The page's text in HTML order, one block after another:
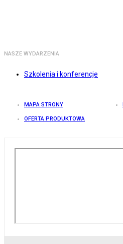
NASZE WYDARZENIA
Szkolenia i konferencje
MAPA STRONY
OFERTA PRODUKTOWA